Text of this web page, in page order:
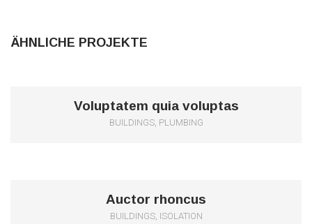
ÄHNLICHE PROJEKTE
Voluptatem quia voluptas
BUILDINGS, PLUMBING
Auctor rhoncus
BUILDINGS, ISOLATION